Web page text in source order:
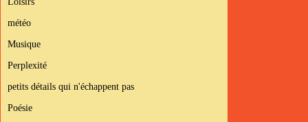
météo
Musique
Perplexité
petits détails qui n'échappent pas
Poésie